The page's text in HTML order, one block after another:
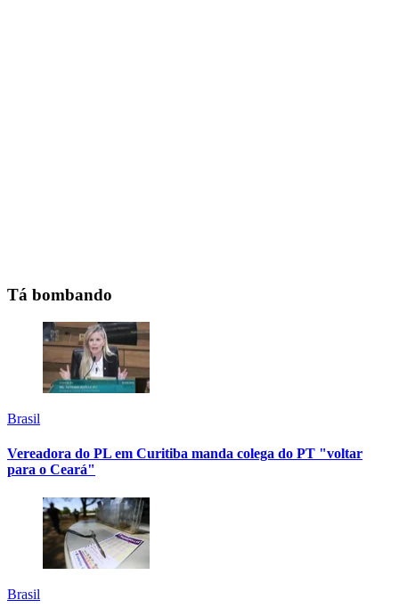
Tá bombando
Brasil
Vereadora do PL em Curitiba manda colega do PT "voltar
para o Ceará"
Brasil